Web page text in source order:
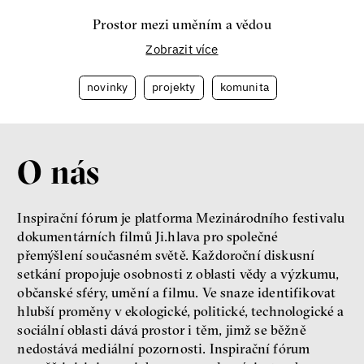
Prostor mezi uměním a vědou
Zobrazit více
novinky projekty komunita
O nás
Inspirační fórum je platforma Mezinárodního festivalu
dokumentárních filmů Ji.hlava pro společné
přemýšlení současném světě. Každoroční diskusní
setkání propojuje osobnosti z oblasti vědy a výzkumu,
občanské sféry, umění a filmu. Ve snaze identifikovat
hlubší proměny v ekologické, politické, technologické a
sociální oblasti dává prostor i těm, jimž se běžně
nedostává mediální pozornosti. Inspirační fórum